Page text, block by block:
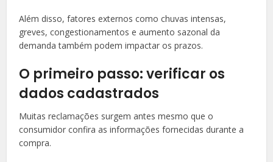
Além disso, fatores externos como chuvas intensas,
greves, congestionamentos e aumento sazonal da
demanda também podem impactar os prazos.
O primeiro passo: verificar os
dados cadastrados
Muitas reclamações surgem antes mesmo que o
consumidor confira as informações fornecidas durante a
compra.